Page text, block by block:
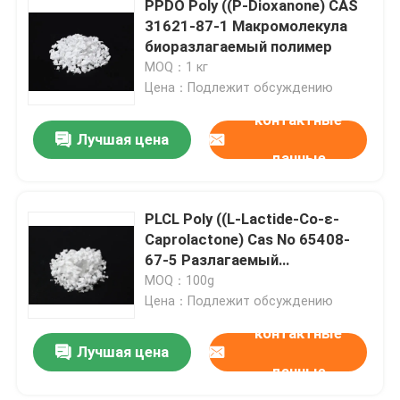
Особенные химикаты
PPDO Poly ((P-Dioxanone) CAS
31621-87-1 Макромолекула
биоразлагаемый полимер
MOQ：1 кг
Цена：Подлежит обсуждению
Лучшая цена
контактные
данные
PLCL Poly ((L-Lactide-Co-ε-
Caprolactone) Cas No 65408-
67-5 Разлагаемый
полимерный материал
MOQ：100g
Цена：Подлежит обсуждению
Лучшая цена
контактные
данные